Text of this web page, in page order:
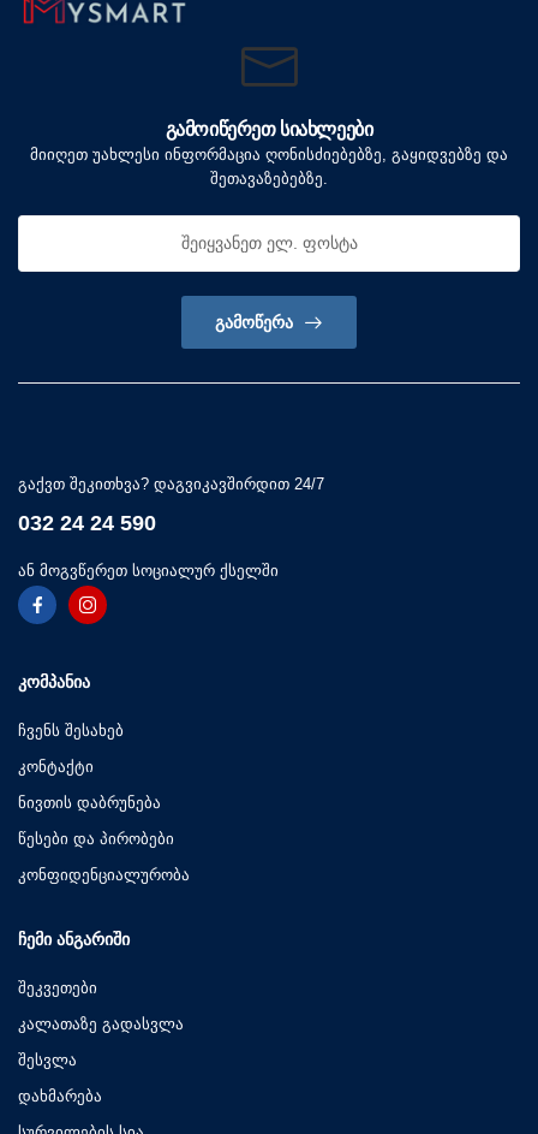
ᲒᲐᲛᲝᲘᲬᲔᲠᲔᲗ ᲡᲘᲐᲮᲚᲔᲔᲑᲘ
მიიღეთ უახლესი ინფორმაცია ღონისძიებებზე, გაყიდვებზე და
შეთავაზებებზე.
ᲒᲐᲛᲝᲬᲔᲠᲐ
გაქვთ შეკითხვა? დაგვიკავშირდით 24/7
032 24 24 590
ან მოგვწერეთ სოციალურ ქსელში
ᲙᲝᲛᲞᲐᲜᲘᲐ
ჩვენს შესახებ
კონტაქტი
ნივთის დაბრუნება
წესები და პირობები
კონფიდენციალურობა
ᲩᲔᲛᲘ ᲐᲜᲒᲐᲠᲘᲨᲘ
შეკვეთები
კალათაზე გადასვლა
შესვლა
დახმარება